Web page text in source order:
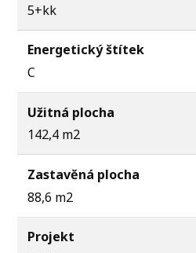
5+kk
Energetický štítek
C
Užitná plocha
142,4 m2
Zastavěná plocha
88,6 m2
Projekt